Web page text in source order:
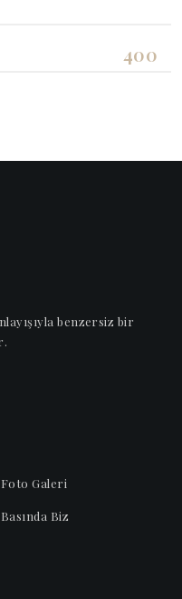
400
benzersiz bir
Foto Galeri
Basında Biz